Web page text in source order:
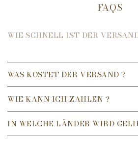
FAQS
WIE SCHNELL IST DER
WAS KOSTET DER VERSAND ?
WIE KANN ICH ZAHLEN ?
IN WELCHE LÄNDER WIRD